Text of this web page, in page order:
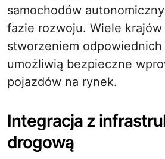
samochodów
fazie rozwoju. Wiele krajów
stworzeniem
umożliwią bezpieczne
pojazdów na rynek.
Integracja z
drogową